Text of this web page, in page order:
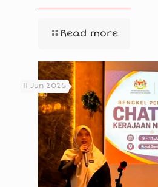
Read more
11 Jun 2026